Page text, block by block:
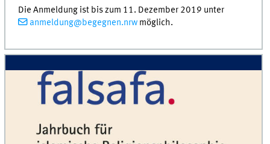
Die Anmeldung ist bis zum 11. Dezember 2019 unter
anmeldung@begegnen.nrw möglich.